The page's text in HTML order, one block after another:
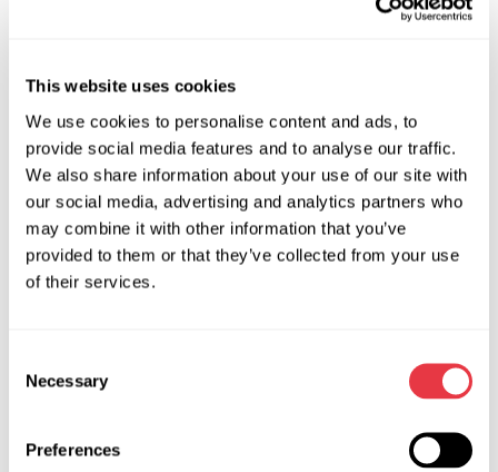
This website uses cookies
We use cookies to personalise content and ads, to
provide social media features and to analyse our traffic.
We also share information about your use of our site with
our social media, advertising and analytics partners who
may combine it with other information that you’ve
provided to them or that they’ve collected from your use
of their services.
Selection
Necessary
Preferences
Запит ціни
OEM
490017790R, 490018075R, 490019431R, A4534600801,
A4534601900, A453460190080, A4534602100,
SM106, SM106R, SM406NLR0R, SM9106R